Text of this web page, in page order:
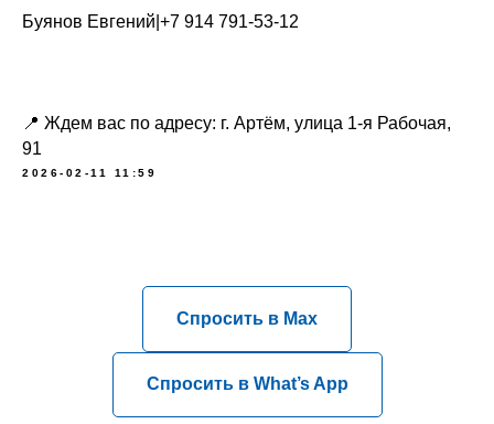
Буянов Евгений|+7 914 791-53-12
📍 Ждем вас по адресу: г. Артём, улица 1-я Рабочая,
91
2026-02-11 11:59
Спросить в Max
Спросить в What’s App